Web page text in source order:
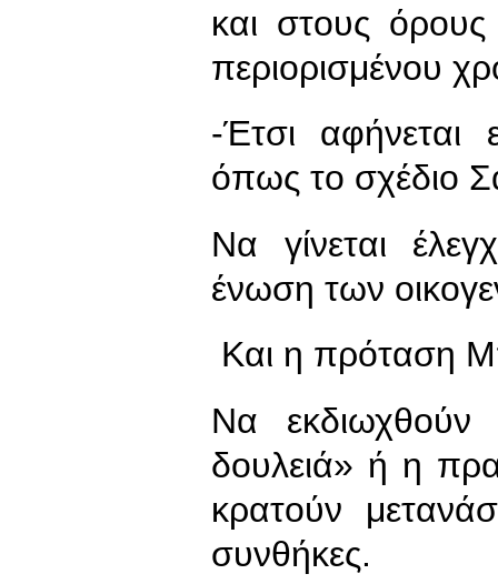
και στους
περιορισμένου
-Έτσι αφήνεται
όπως το σχέδιο
Να γίνεται
ένωση των
Και η πρόταση
Να εκδιωχθούν
δουλειά» ή η
κρατούν
συνθήκες.